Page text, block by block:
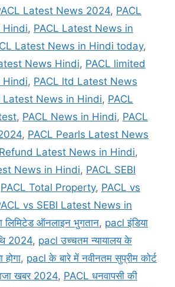
Latest News 2024, PACL
Hindi, PACL Latest News in
Latest News in Hindi today,
News Hindi, PACL limited
Hindi, PACL ltd Latest News
Latest News in Hindi, PACL
, PACL News in Hindi, PACL
, PACL Pearls Latest News
Latest News in Hindi,
News in Hindi, PACL SEBI
PACL Total Property, PACL vs
vs SEBI Latest News in
लिमिटेड ऑनलाइन भुगतान, pacl इंडिया
2024, pacl उच्चतम न्यायालय के
, pacl के बारे में नवीनतम सुप्रीम कोर्ट
खबर 2024, PACL धनवापसी की